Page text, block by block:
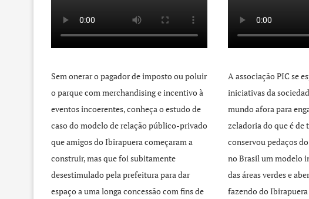
Sem onerar o pagador de imposto ou poluir
o parque com merchandising e incentivo à
eventos incoerentes, conheça o estudo de
caso do modelo de relação público-privado
que amigos do Ibirapuera começaram a
construir, mas que foi subitamente
desestimulado pela prefeitura para dar
espaço a uma longa concessão com fins de
A associação PIC se
iniciativas da
mundo afora para
zeladoria do que é de
conservou pedaços
no Brasil um modelo
das áreas verdes e
fazendo do